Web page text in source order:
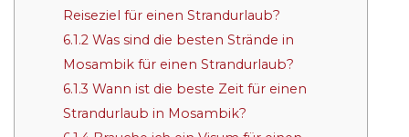
Reiseziel für einen Strandurlaub?
6.1.2 Was sind die besten Strände in
Mosambik für einen Strandurlaub?
6.1.3 Wann ist die beste Zeit für einen
Strandurlaub in Mosambik?